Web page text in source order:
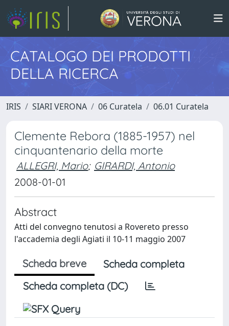
CATALOGO DEI PRODOTTI
DELLA RICERCA
IRIS SIARI VERONA 06 Curatela 06.01 Curatela
Clemente Rebora (1885-1957) nel
cinquantenario della morte
ALLEGRI, Mario; GIRARDI, Antonio
2008-01-01
Abstract
Atti del convegno tenutosi a Rovereto presso
l'accademia degli Agiati il 10-11 maggio 2007
Scheda breve
Scheda completa
Scheda completa (DC)